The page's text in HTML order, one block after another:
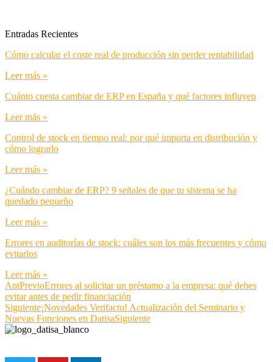
Entradas Recientes
Cómo calcular el coste real de producción sin perder rentabilidad
Leer más »
Cuánto cuesta cambiar de ERP en España y qué factores influyen
Leer más »
Control de stock en tiempo real: por qué importa en distribución y
cómo lograrlo
Leer más »
¿Cuándo cambiar de ERP? 9 señales de que tu sistema se ha
quedado pequeño
Leer más »
Errores en auditorías de stock: cuáles son los más frecuentes y cómo
evitarlos
Leer más »
AntPrevioErrores al solicitar un préstamo a la empresa: qué debes
evitar antes de pedir financiación
Siguiente¡Novedades Verifactu! Actualización del Seminario y
Nuevas Funciones en DatisaSiguiente